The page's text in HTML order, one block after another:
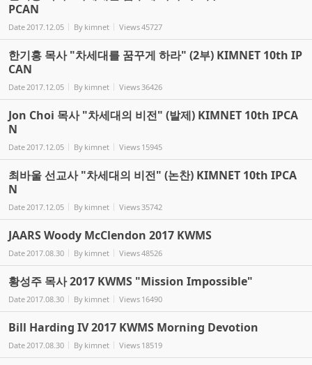
PCAN
Date2017.12.05 By kimnet Views45727
한기홍 목사 "차세대를 꿈꾸게 하라" (2부) KIMNET 10th IP
CAN
Date2017.12.05 By kimnet Views36426
Jon Choi 목사 "차세대의 비전" (발제) KIMNET 10th IPCA
N
Date2017.12.05 By kimnet Views 15945
최바울 선교사 "차세대의 비전" (논찬) KIMNET 10th IPCA
N
Date2017.12.05 By kimnet Views35742
JAARS Woody McClendon 2017 KWMS
Date2017.08.30 By kimnet Views48526
황성주 목사 2017 KWMS "Mission Impossible"
Date2017.08.30 By kimnet Views 16490
Bill Harding IV 2017 KWMS Morning Devotion
Date2017.08.30 By kimnet Views 18519